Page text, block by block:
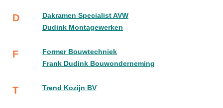
D
Dakramen Specialist AVW
Dudink Montagewerken
F
Former Bouwtechniek
Frank Dudink Bouwonderneming
T Trend Kozijn BV